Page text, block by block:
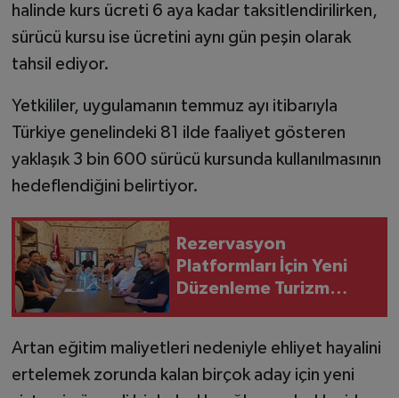
halinde kurs ücreti 6 aya kadar taksitlendirilirken,
sürücü kursu ise ücretini aynı gün peşin olarak
tahsil ediyor.
Yetkililer, uygulamanın temmuz ayı itibarıyla
Türkiye genelindeki 81 ilde faaliyet gösteren
yaklaşık 3 bin 600 sürücü kursunda kullanılmasının
hedeflendiğini belirtiyor.
Rezervasyon
Platformları İçin Yeni
Düzenleme Turizm
Artan eğitim maliyetleri nedeniyle ehliyet hayalini
ertelemek zorunda kalan birçok aday için yeni